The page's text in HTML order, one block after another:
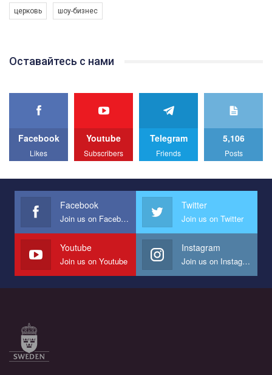
Якщо ти хочеш підтримати нас - просто натисни "лайк" під
best video, representing programme for the development of
We appeal to your support and ask to help us implement our plan
All you have to do is to press "Like" below the video.
Эмоционально сильный ролик от команды "Гей-альянс
представляющий программу развития организации.
Мы просим вас поддержать нас и помочь нам реализовать
наш план по борьбе с насилием и дискриминацией на почве
СОГИ в Украине.
Все, что вам нужно сделать - это зайти на наш канал YouTube
по этой ссылке и поставить лайк под видео.
церковь шоу-бизнес
Оставайтесь с нами
Facebook
Likes
Youtube
Subscribers
Telegram
Friends
5,106
Posts
Facebook
Join us on Facebook
Twitter
Join us on Twitter
Youtube
Join us on Youtube
Instagram
Join us on Instagram